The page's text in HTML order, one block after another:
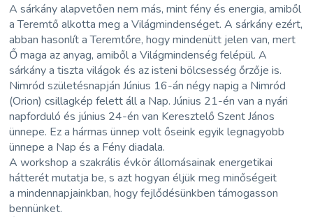
A sárkány alapvetően nem más, mint fény és energia, amiből
a Teremtő alkotta meg a Világmindenséget. A sárkány ezért,
abban hasonlít a Teremtőre, hogy mindenütt jelen van, mert
Ő maga az anyag, amiből a Világmindenség felépül. A
sárkány a tiszta világok és az isteni bölcsesség őrzője is.
Nimród születésnapján Június 16-án négy napig a Nimród
(Orion) csillagkép felett áll a Nap. Június 21-én van a nyári
napforduló és június 24-én van Keresztelő Szent János
ünnepe. Ez a hármas ünnep volt őseink egyik legnagyobb
ünnepe a Nap és a Fény diadala.
A workshop a szakrális évkör állomásainak energetikai
hátterét mutatja be, s azt hogyan éljük meg minőségeit
a mindennapjainkban, hogy fejlődésünkben támogasson
bennünket.